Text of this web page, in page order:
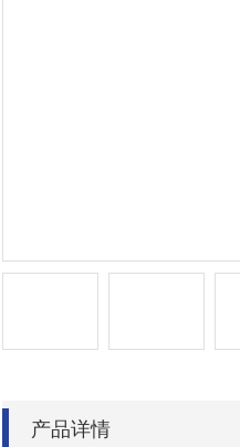
产品详情